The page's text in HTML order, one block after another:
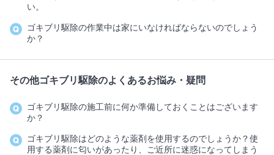
い。
ゴキブリ駆除の作業中は家にいなければならないのでしょう
か？
その他ゴキブリ駆除のよくあるお悩み・疑問
ゴキブリ駆除の施工前に何か準備しておくことはございます
か？
ゴキブリ駆除はどのような薬剤を使用するのでしょうか？使
用する薬剤に匂いがあったり、ご近所に迷惑になってしまう